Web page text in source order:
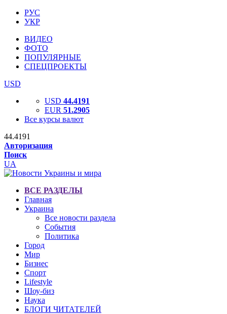
РУС
УКР
ВИДЕО
ФОТО
ПОПУЛЯРНЫЕ
СПЕЦПРОЕКТЫ
USD
USD 44.4191
EUR 51.2905
Все курсы валют
44.4191
Авторизация
Поиск
UA
ВСЕ РАЗДЕЛЫ
Главная
Украина
Все новости раздела
События
Политика
Город
Мир
Бизнес
Спорт
Lifestyle
Шоу-биз
Наука
БЛОГИ ЧИТАТЕЛЕЙ